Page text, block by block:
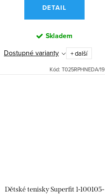
DETAIL
Skladem
Dostupné varianty
+ další
Kód: T025RPHNEDA/19
Dětské tenisky Superfit 1-100105-